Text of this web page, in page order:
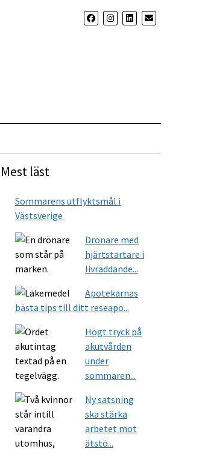
Mest läst
Sommarens utflyktsmål i
Västsverige
Drönare med
hjärtstartare i
livräddande...
Apotekarnas
bästa tips till ditt reseapo...
Högt tryck på
akutvården
under
sommaren...
Ny satsning
ska stärka
arbetet mot
ätstö...